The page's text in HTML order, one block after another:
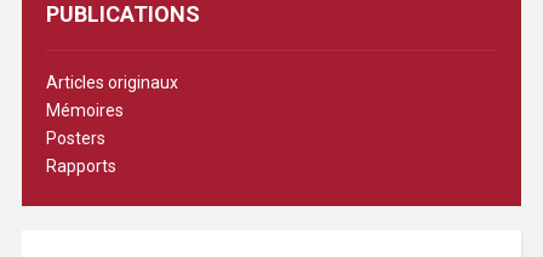
PUBLICATIONS
Articles originaux
Mémoires
Posters
Rapports